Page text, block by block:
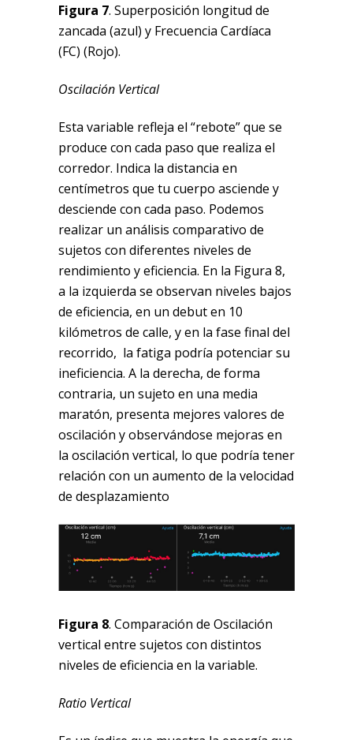
Figura 7. Superposición longitud de
zancada (azul) y Frecuencia Cardíaca
(FC) (Rojo).
Oscilación Vertical
Esta variable refleja el “rebote” que se
produce con cada paso que realiza el
corredor. Indica la distancia en
centímetros que tu cuerpo asciende y
desciende con cada paso. Podemos
realizar un análisis comparativo de
sujetos con diferentes niveles de
rendimiento y eficiencia. En la Figura 8,
a la izquierda se observan niveles bajos
de eficiencia, en un debut en 10
kilómetros de calle, y en la fase final del
recorrido, la fatiga podría potenciar su
ineficiencia. A la derecha, de forma
contraria, un sujeto en una media
maratón, presenta mejores valores de
oscilación y observándose mejoras en
la oscilación vertical, lo que podría tener
relación con un aumento de la velocidad
de desplazamiento
Figura 8. Comparación de Oscilación
vertical entre sujetos con distintos
niveles de eficiencia en la variable.
Ratio Vertical